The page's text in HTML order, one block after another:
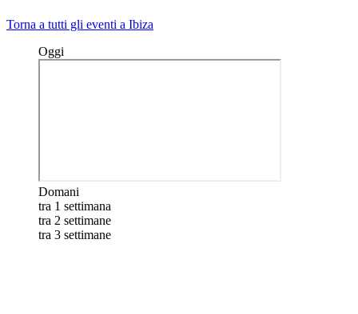
Torna a tutti gli eventi a Ibiza
Oggi
Domani
tra 1 settimana
tra 2 settimane
tra 3 settimane